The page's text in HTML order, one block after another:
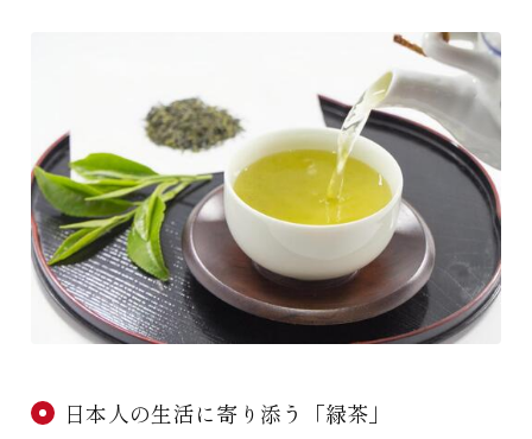
日本人の生活に寄り添う「緑茶」